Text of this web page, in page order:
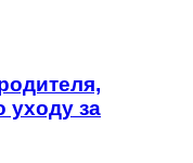
уходу за